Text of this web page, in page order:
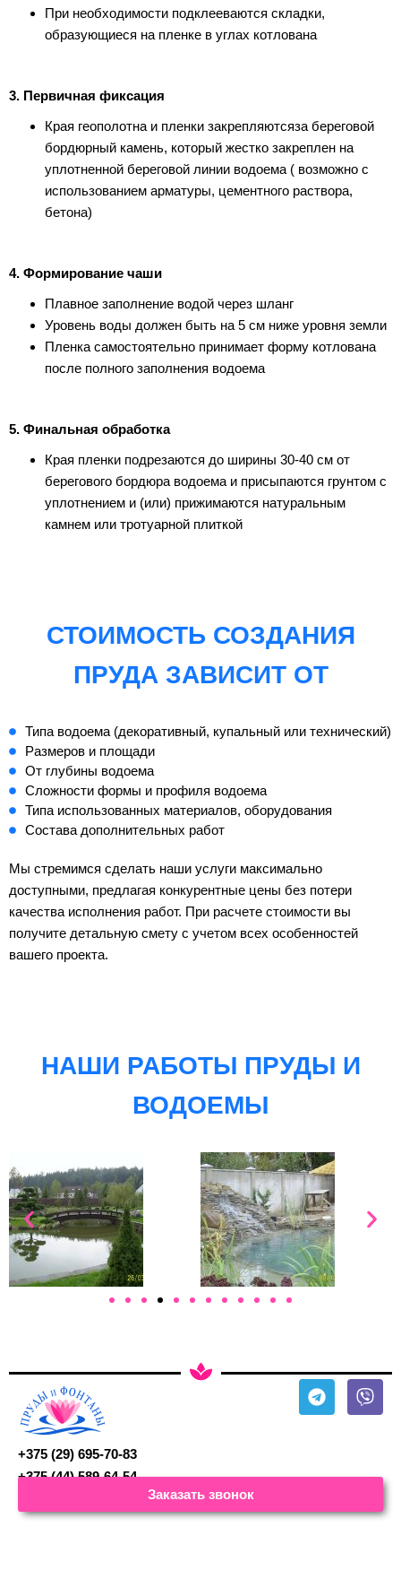
При необходимости подклееваются складки,
образующиеся на пленке в углах котлована
3. Первичная фиксация
Края геополотна и пленки закрепляютсяза береговой
бордюрный камень, который жестко закреплен на
уплотненной береговой линии водоема ( возможно с
использованием арматуры, цементного раствора,
бетона)
4. Формирование чаши
Плавное заполнение водой через шланг
Уровень воды должен быть на 5 см ниже уровня земли
Пленка самостоятельно принимает форму котлована
после полного заполнения водоема
5. Финальная обработка
Края пленки подрезаются до ширины 30-40 см от
берегового бордюра водоема и присыпаются грунтом с
уплотнением и (или) прижимаются натуральным
камнем или тротуарной плиткой
СТОИМОСТЬ СОЗДАНИЯ
ПРУДА ЗАВИСИТ ОТ
Типа водоема (декоративный, купальный или технический)
Размеров и площади
От глубины водоема
Сложности формы и профиля водоема
Типа использованных материалов, оборудования
Состава дополнительных работ
Мы стремимся сделать наши услуги максимально
доступными, предлагая конкурентные цены без потери
качества исполнения работ. При расчете стоимости вы
получите детальную смету с учетом всех особенностей
вашего проекта.
НАШИ РАБОТЫ ПРУДЫ И
ВОДОЕМЫ
+375 (29) 695-70-83
+375 (44) 589-64-54
Заказать звонок